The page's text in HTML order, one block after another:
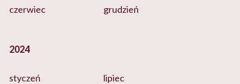
czerwiec
grudzień
2024
styczeń
lipiec